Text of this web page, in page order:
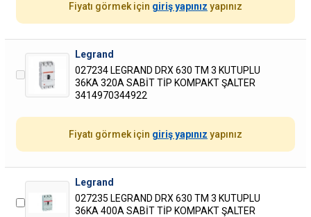
Fiyatı görmek için giriş yapınız yapınız
Legrand
027234 LEGRAND DRX 630 TM 3 KUTUPLU
36KA 320A SABİT TİP KOMPAKT ŞALTER
3414970344922
Fiyatı görmek için giriş yapınız yapınız
Legrand
027235 LEGRAND DRX 630 TM 3 KUTUPLU
36KA 400A SABİT TİP KOMPAKT ŞALTER